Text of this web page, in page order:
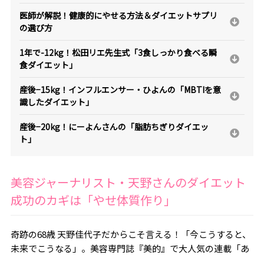
医師が解説！健康的にやせる方法＆ダイエットサプリ
の選び方
1年で-12kg！松田リエ先生式「3食しっかり食べる瞬
食ダイエット」
産後−15kg！インフルエンサー・ひよんの「MBTIを意
識したダイエット」
産後−20kg！にーよんさんの「脂肪ちぎりダイエッ
ト」
美容ジャーナリスト・天野さんのダイエット
成功のカギは「やせ体質作り」
奇跡の68歳 天野佳代子だからこそ言える！「今こうすると、
未来でこうなる」。美容専門誌『美的』で大人気の連載「あ